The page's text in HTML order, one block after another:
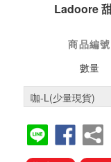
Ladoore
商品編號
數量